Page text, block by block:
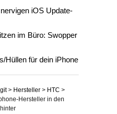
iOS Update-
im Büro: Swopper
Hüllen für dein iPhone
> Hersteller > HTC >
Hersteller in den